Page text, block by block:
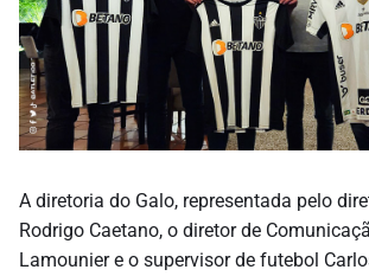
A diretoria do Galo, representada pelo
Rodrigo Caetano, o diretor de
Lamounier e o supervisor de futebol